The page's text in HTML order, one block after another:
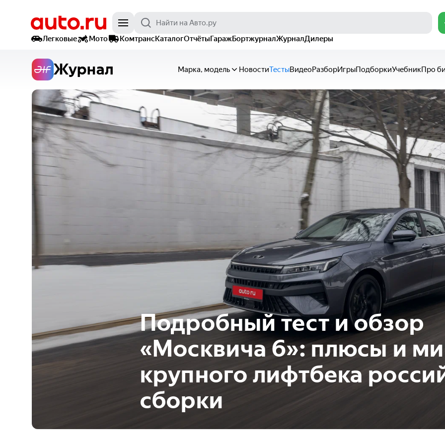
Легковые Мото КомтрансКаталогОтчётыГаражБортжурналЖурналДилеры
Журнал Марка, модель НовостиТестыВидеоРазборИгрыПодборкиУчебникПро
Подробный тест и обзор
«Москвича 6»: плюсы и
крупного лифтбека
сборки